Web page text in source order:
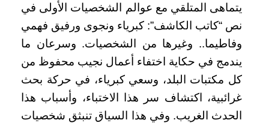
يتماهى المتلقي مع عوالم الشخصيات الأولى في
نص “كاتب الكاشف”: كبرياء ونجوى ورفيق فهمي
وفاطيما.. وغيرها من الشخصيات. وسرعان ما
يندمج في حكاية اختفاء أعمال نجيب محفوظ من
كل مكتبات البلد، وسعي كبرياء، في حركة بحث
غرائبية، اكتشاف سر هذا الاختباء، وأسباب هذا
الحدث الغريب. وفي هذا السياق تنبثق شخصيات